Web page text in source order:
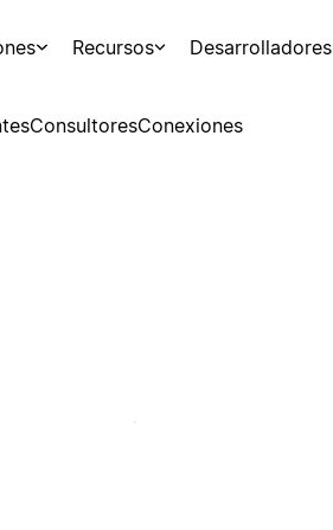
Recursos Desarrolladores
ConsultoresConexiones